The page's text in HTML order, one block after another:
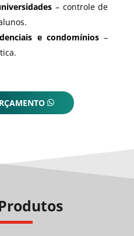
– controle de
e condomínios–